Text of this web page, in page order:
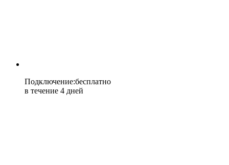
Подключение:бесплатно
в течение 4 дней